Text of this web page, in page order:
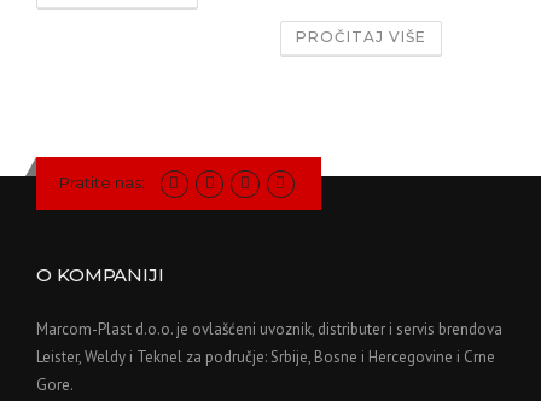
PROČITAJ VIŠE
Pratite nas:
O KOMPANIJI
Marcom-Plast d.o.o. je ovlašćeni uvoznik, distributer i servis brendova
Leister, Weldy i Teknel za područje: Srbije, Bosne i Hercegovine i Crne
Gore.